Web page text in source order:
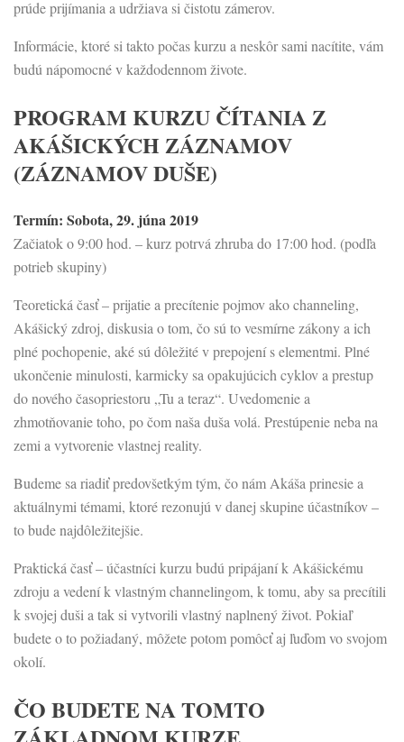
prúde prijímania a udržiava si čistotu zámerov.
Informácie, ktoré si takto počas kurzu a neskôr sami nacítite, vám
budú nápomocné v každodennom živote.
PROGRAM KURZU ČÍTANIA Z
AKÁŠICKÝCH ZÁZNAMOV
(ZÁZNAMOV DUŠE)
Termín: Sobota, 29. júna 2019
Začiatok o 9:00 hod. – kurz potrvá zhruba do 17:00 hod. (podľa
potrieb skupiny)
Teoretická časť – prijatie a precítenie pojmov ako channeling,
Akášický zdroj, diskusia o tom, čo sú to vesmírne zákony a ich
plné pochopenie, aké sú dôležité v prepojení s elementmi. Plné
ukončenie minulosti, karmicky sa opakujúcich cyklov a prestup
do nového časopriestoru „Tu a teraz“. Uvedomenie a
zhmotňovanie toho, po čom naša duša volá. Prestúpenie neba na
zemi a vytvorenie vlastnej reality.
Budeme sa riadiť predovšetkým tým, čo nám Akáša prinesie a
aktuálnymi témami, ktoré rezonujú v danej skupine účastníkov –
to bude najdôležitejšie.
Praktická časť – účastníci kurzu budú pripájaní k Akášickému
zdroju a vedení k vlastným channelingom, k tomu, aby sa precítili
k svojej duši a tak si vytvorili vlastný naplnený život. Pokiaľ
budete o to požiadaný, môžete potom pomôcť aj ľuďom vo svojom
okolí.
ČO BUDETE NA TOMTO